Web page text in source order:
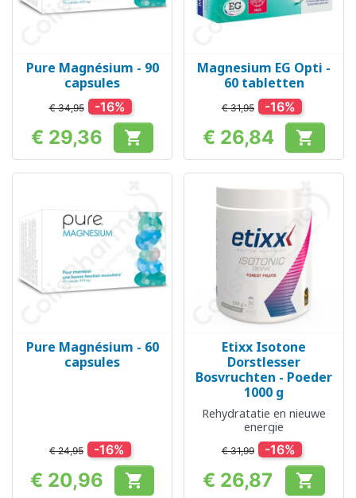
Pure Magnésium - 90
capsules
€ 34,95 -16%
Prijs
€ 29,36 
Magnesium EG Opti -
60 tabletten
€ 31,95 -16%
Prijs
€ 26,84 
Pure Magnésium - 60
capsules
€ 24,95 -16%
Prijs
€ 20,96 
Etixx Isotone
Dorstlesser
Bosvruchten - Poeder
1000 g
Rehydratatie en nieuwe
energie
€ 31,99 -16%
Prijs
€ 26,87 